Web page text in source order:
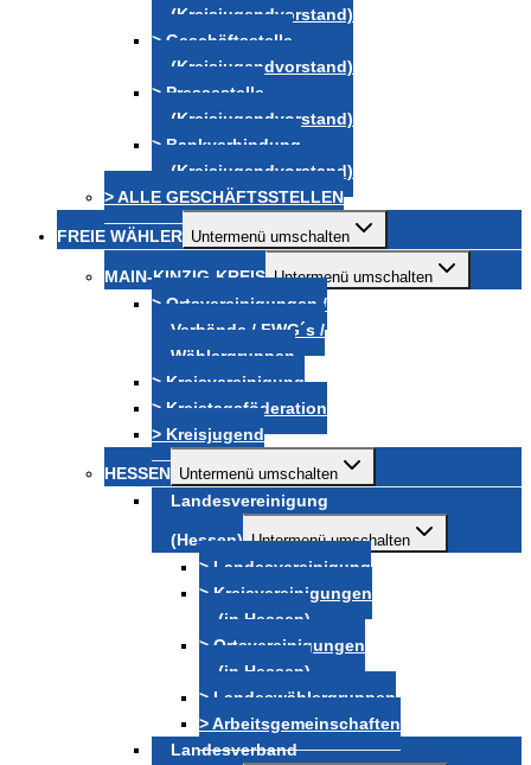
(Kreisjugendvorstand)
> Geschäftsstelle
(Kreisjugendvorstand)
> Pressestelle
(Kreisjugendvorstand)
> Bankverbindung
(Kreisjugendvorstand)
> ALLE GESCHÄFTSSTELLEN
FREIE WÄHLER Untermenü umschalten
MAIN-KINZIG-KREIS Untermenü umschalten
> Ortsvereinigungen /
Verbände / FWG´s /
Wählergruppen
> Kreisvereinigung
> Kreistagsföderation
> Kreisjugend
HESSEN Untermenü umschalten
Landesvereinigung
(Hessen) Untermenü umschalten
> Landesvereinigung
> Kreisvereinigungen
(in Hessen)
> Ortsvereinigungen
(in Hessen)
> Landeswählergruppen
> Arbeitsgemeinschaften
Landesverband